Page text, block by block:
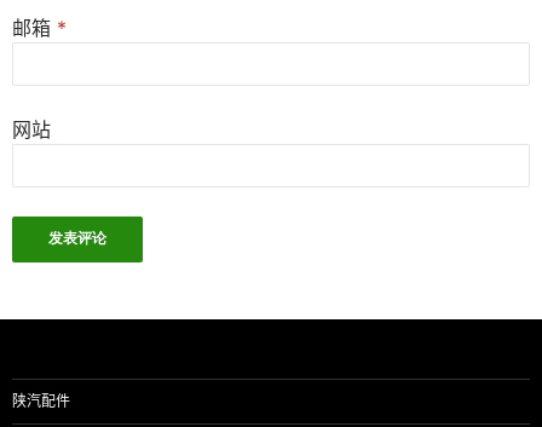
邮箱 *
网站
陕汽配件